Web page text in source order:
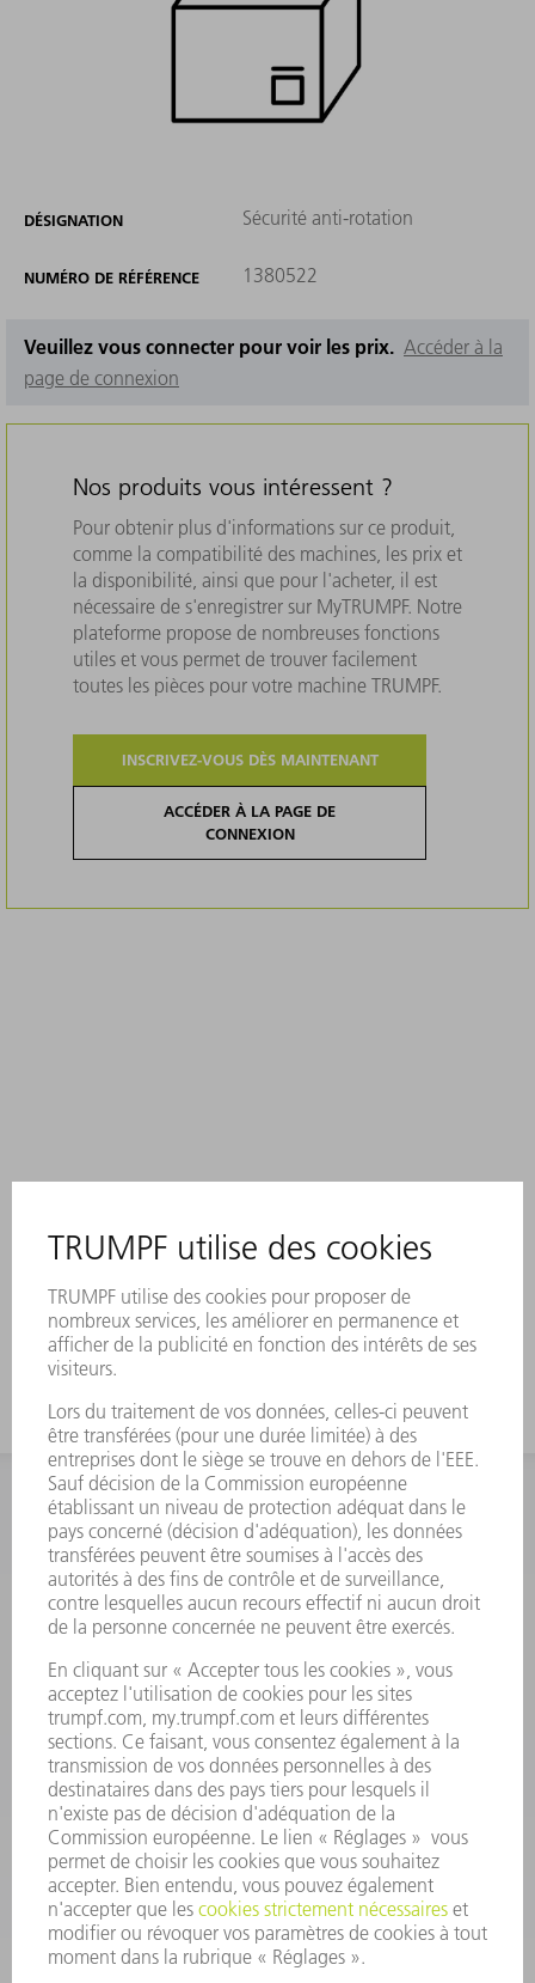
DÉSIGNATION Sécurité anti-rotation
NUMÉRO DE RÉFÉRENCE 1380522
Veuillez vous connecter pour voir les prix. Accéder à la
page de connexion
Nos produits vous intéressent ?
Pour obtenir plus d'informations sur ce produit,
comme la compatibilité des machines, les prix et
la disponibilité, ainsi que pour l'acheter, il est
nécessaire de s'enregistrer sur MyTRUMPF. Notre
plateforme propose de nombreuses fonctions
utiles et vous permet de trouver facilement
toutes les pièces pour votre machine TRUMPF.
INSCRIVEZ-VOUS DÈS MAINTENANT
ACCÉDER À LA PAGE DE
CONNEXION
INFORMATION
Foire aux questions
Termes et conditions
CONTACT
01 48 17 37 73
Lun - Jeu 08:00h - 16:30h
Ven 08:00h - 12:30h
outillages@fr.TRUMPF.com
CONTACT
Pièces Détachées
01 48 17 37 57
Lun – Ven 8:30h - 17:30h
pieces.detachees@trumpf.com